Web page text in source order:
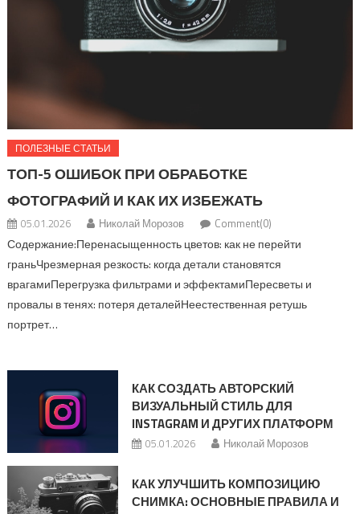
ПОЛЕЗНЫЕ СТАТЬИ
ТОП-5 ОШИБОК ПРИ ОБРАБОТКЕ
ФОТОГРАФИЙ И КАК ИХ ИЗБЕЖАТЬ
05.01.2026 Николай Морозов Comment(0)
Содержание:Перенасыщенность цветов: как не перейти
граньЧрезмерная резкость: когда детали становятся
врагамиПерегрузка фильтрами и эффектамиПересветы и
провалы в тенях: потеря деталейНеестественная ретушь
портрет…
КАК СОЗДАТЬ АВТОРСКИЙ
ВИЗУАЛЬНЫЙ СТИЛЬ ДЛЯ
INSTAGRAM И ДРУГИХ ПЛАТФОРМ
05.01.2026 Николай Морозов
КАК УЛУЧШИТЬ КОМПОЗИЦИЮ
СНИМКА: ОСНОВНЫЕ ПРАВИЛА И